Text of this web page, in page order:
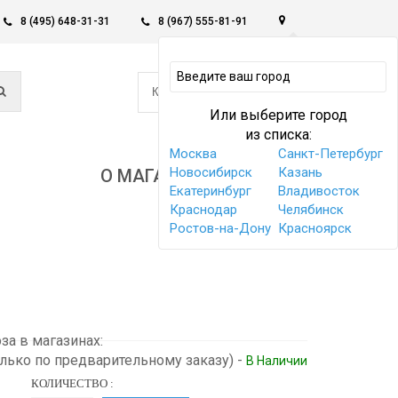
8 (495) 648-31-31 8 (967) 555-81-91
Или выберите город
из списка:
Москва
Санкт-Петербург
Новосибирск
Казань
Екатеринбург
Владивосток
Краснодар
Челябинск
Ростов-на-Дону Красноярск
КОРЗИНА -
0
О МАГАЗИНЕ
в магазинах:
по предварительному заказу) - В Наличии
КОЛИЧЕСТВО :